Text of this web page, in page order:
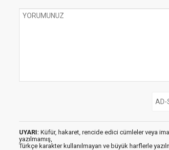
UYARI: Küfür, hakaret, rencide edici cümleler veya
yazılmamış,
Türkçe karakter kullanılmayan ve büyük harflerle